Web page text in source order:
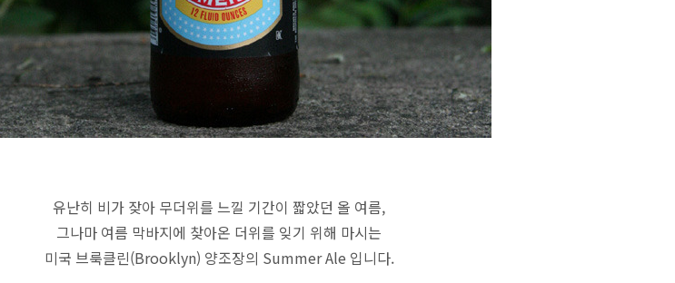
유난히 비가 잦아 무더위를 느낄 기간이 짧았던 올 여름,
그나마 여름 막바지에 찾아온 더위를 잊기 위해 마시는
미국 브룩클린(Brooklyn) 양조장의 Summer Ale 입니다.